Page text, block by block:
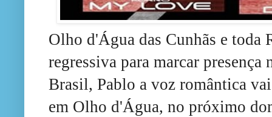
Olho d'Água das Cunhãs e toda
regressiva para marcar
Brasil, Pablo a voz romântica
em Olho d'Água, no próximo